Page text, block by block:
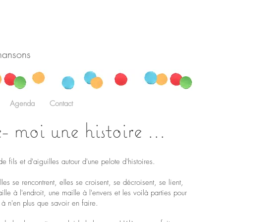
Agenda Contact
moi une histoire ...
fils et d'aiguilles autour d'une pelote d'histoires.
se rencontrent, elles se croisent, se décroisent, se lient,
à l'endroit, une maille à l'envers et les voilà parties pour
n'en plus que savoir en faire.